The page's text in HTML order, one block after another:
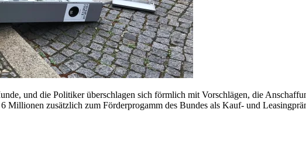
und die Politiker überschlagen sich förmlich mit Vorschlägen, die
Millionen zusätzlich zum Förderprogamm des Bundes als Kauf- und